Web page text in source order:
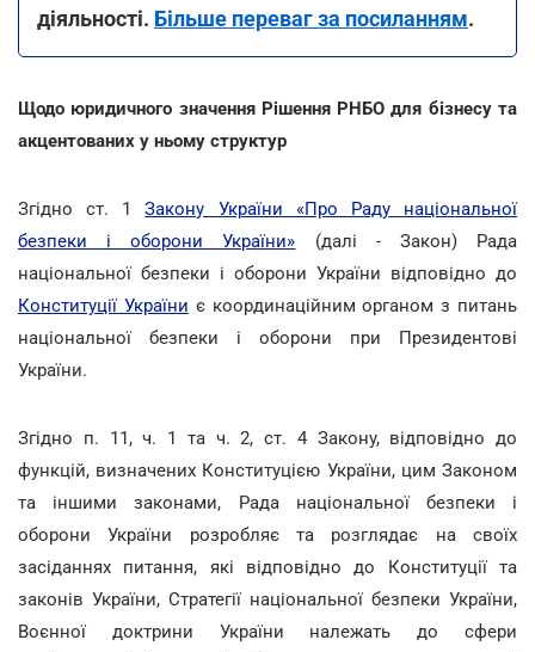
діяльності. Більше переваг за посиланням.
Щодо юридичного значення Рішення РНБО для бізнесу та
акцентованих у ньому структур
Згідно ст. 1Закону України «Про Раду національної
безпеки і оборони України» (далі - Закон) Рада
національної безпеки і оборони України відповідно до
Конституції України є координаційним органом з питань
національної безпеки і оборони при Президентові
України.
Згідно п. 11, ч. 1 та ч. 2, ст. 4 Закону, відповідно до
функцій, визначених Конституцією України, цим Законом
та іншими законами, Рада національної безпеки і
оборони України розробляє та розглядає на своїх
засіданнях питання, які відповідно до Конституції та
законів України, Стратегії національної безпеки України,
Воєнної доктрини України належать до сфери